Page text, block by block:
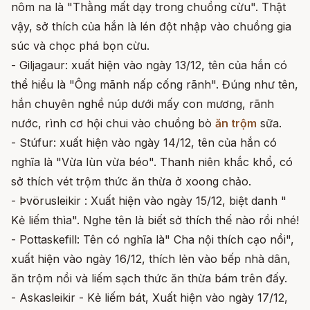
nôm na là "Thằng mất dạy trong chuồng cừu". Thật
vậy, sở thích của hắn là lén đột nhập vào chuồng gia
súc và chọc phá bọn cừu.
- Giljagaur: xuất hiện vào ngày 13/12, tên của hắn có
thể hiểu là "Ông mãnh nấp cống rãnh". Đúng như tên,
hắn chuyên nghề núp dưới mấy con mương, rãnh
nước, rình cơ hội chui vào chuồng bò ăn trộm sữa.
- Stúfur: xuất hiện vào ngày 14/12, tên của hắn có
nghĩa là "Vừa lùn vừa béo". Thanh niên khắc khổ, có
sở thích vét trộm thức ăn thừa ở xoong chảo.
- Þvörusleikir : Xuất hiện vào ngày 15/12, biệt danh "
Kẻ liếm thìa". Nghe tên là biết sở thích thế nào rồi nhé!
- Pottaskefill: Tên có nghĩa là" Cha nội thích cạo nồi",
xuất hiện vào ngày 16/12, thích lẻn vào bếp nhà dân,
ăn trộm nồi và liếm sạch thức ăn thừa bám trên đấy.
- Askasleikir - Kẻ liếm bát, Xuất hiện vào ngày 17/12,